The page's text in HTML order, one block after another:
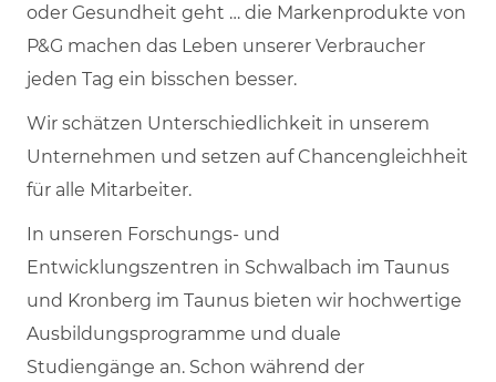
oder Gesundheit geht … die Markenprodukte von
P&G machen das Leben unserer Verbraucher
jeden Tag ein bisschen besser.
Wir schätzen Unterschiedlichkeit in unserem
Unternehmen und setzen auf Chancengleichheit
für alle Mitarbeiter.
In unseren Forschungs- und
Entwicklungszentren in Schwalbach im Taunus
und Kronberg im Taunus bieten wir hochwertige
Ausbildungsprogramme und duale
Studiengänge an. Schon während der